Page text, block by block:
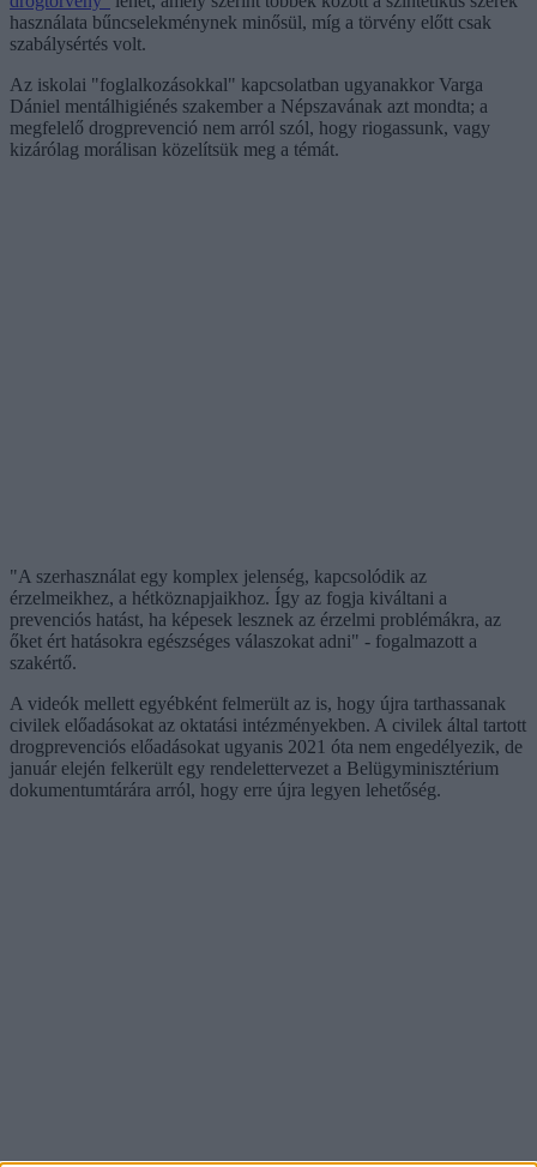
használata bűncselekménynek minősül, míg a törvény előtt csak
szabálysértés volt.
Az iskolai "foglalkozásokkal" kapcsolatban ugyanakkor Varga
Dániel mentálhigiénés szakember a Népszavának azt mondta; a
megfelelő drogprevenció nem arról szól, hogy riogassunk, vagy
kizárólag morálisan közelítsük meg a témát.
"A szerhasználat egy komplex jelenség, kapcsolódik az
érzelmeikhez, a hétköznapjaikhoz. Így az fogja kiváltani a
prevenciós hatást, ha képesek lesznek az érzelmi problémákra, az
őket ért hatásokra egészséges válaszokat adni" - fogalmazott a
szakértő.
A videók mellett egyébként felmerült az is, hogy újra tarthassanak
civilek előadásokat az oktatási intézményekben. A civilek által tartott
drogprevenciós előadásokat ugyanis 2021 óta nem engedélyezik, de
január elején felkerült egy rendelettervezet a Belügyminisztérium
dokumentumtárára arról, hogy erre újra legyen lehetőség.